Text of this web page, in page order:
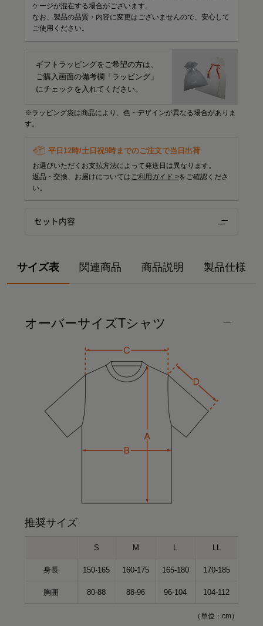
ケージが混在する場合がございます。
なお、製品の品質・内容に変更はございませんので、安心して
ご使用ください。
ギフトラッピングをご希望の方は、
ご購入画面の備考欄「ラッピング」
にチェックを入れてください。
※ラッピング袋は商品により、色・デザインが異なる場合がありま
す。
平日12時/土日祝9時までのご注文で当日出荷
お選びいただくお支払方法によって発送日は異なります。
返品・交換、お届けについては ご利用ガイド >をご確認くださ
い。
セット内容
サイズ表 関連商品 商品説明 製品仕様
オーバーサイズTシャツ
推奨サイズ
S M L LL
身長 150-165 160-175 165-180 170-185
胸囲 80-88 88-96 96-104 104-112
（単位：cm）